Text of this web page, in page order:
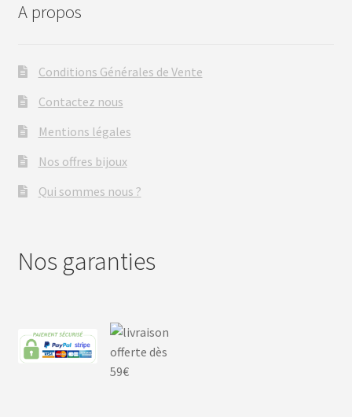
A propos
Conditions Générales de Vente
Contactez nous
Mentions légales
Nos offres bijoux
Qui sommes nous ?
Nos garanties